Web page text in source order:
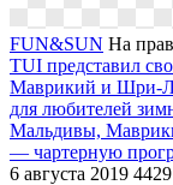
FUN&SUN На
TUI представил
Маврикий и Шри-
для любителей
Мальдивы,
— чартерную
6 августа 2019 4429